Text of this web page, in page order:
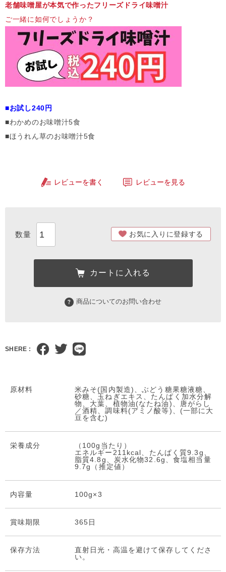
老舗味噌屋が本気で作ったフリーズドライ味噌汁
ご一緒に如何でしょうか？
■お試し240円
■わかめのお味噌汁5食
■ほうれん草のお味噌汁5食
レビューを書く レビューを見る
お気に入りに登録する
カートに入れる
商品についてのお問い合わせ
SHERE :
原材料
米みそ(国内製造)、ぶどう糖果糖液糖、
砂糖、玉ねぎエキス、たんぱく加水分解
物、大葉、植物油(なたね油)、唐がらし
／酒精、調味料(アミノ酸等)、(一部に大
豆を含む)
栄養成分
（100g当たり）
エネルギー211kcal、たんぱく質9.3g、
脂質4.8g、炭水化物32.6g、食塩相当量
9.7g（推定値）
内容量 100g×3
賞味期限 365日
保存⽅法
直射日光・高温を避けて保存してくださ
い。